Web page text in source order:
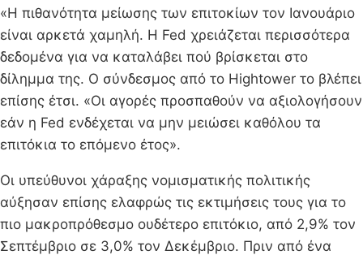
«Η πιθανότητα μείωσης των επιτοκίων τον Ιανουάριο
είναι αρκετά χαμηλή. Η Fed χρειάζεται περισσότερα
δεδομένα για να καταλάβει πού βρίσκεται στο
δίλημμα της. Ο σύνδεσμος από το Hightower το βλέπει
επίσης έτσι. «Οι αγορές προσπαθούν να αξιολογήσουν
εάν η Fed ενδέχεται να μην μειώσει καθόλου τα
επιτόκια το επόμενο έτος».
Οι υπεύθυνοι χάραξης νομισματικής πολιτικής
αύξησαν επίσης ελαφρώς τις εκτιμήσεις τους για το
πιο μακροπρόθεσμο ουδέτερο επιτόκιο, από 2,9% τον
Σεπτέμβριο σε 3,0% τον Δεκέμβριο. Πριν από ένα